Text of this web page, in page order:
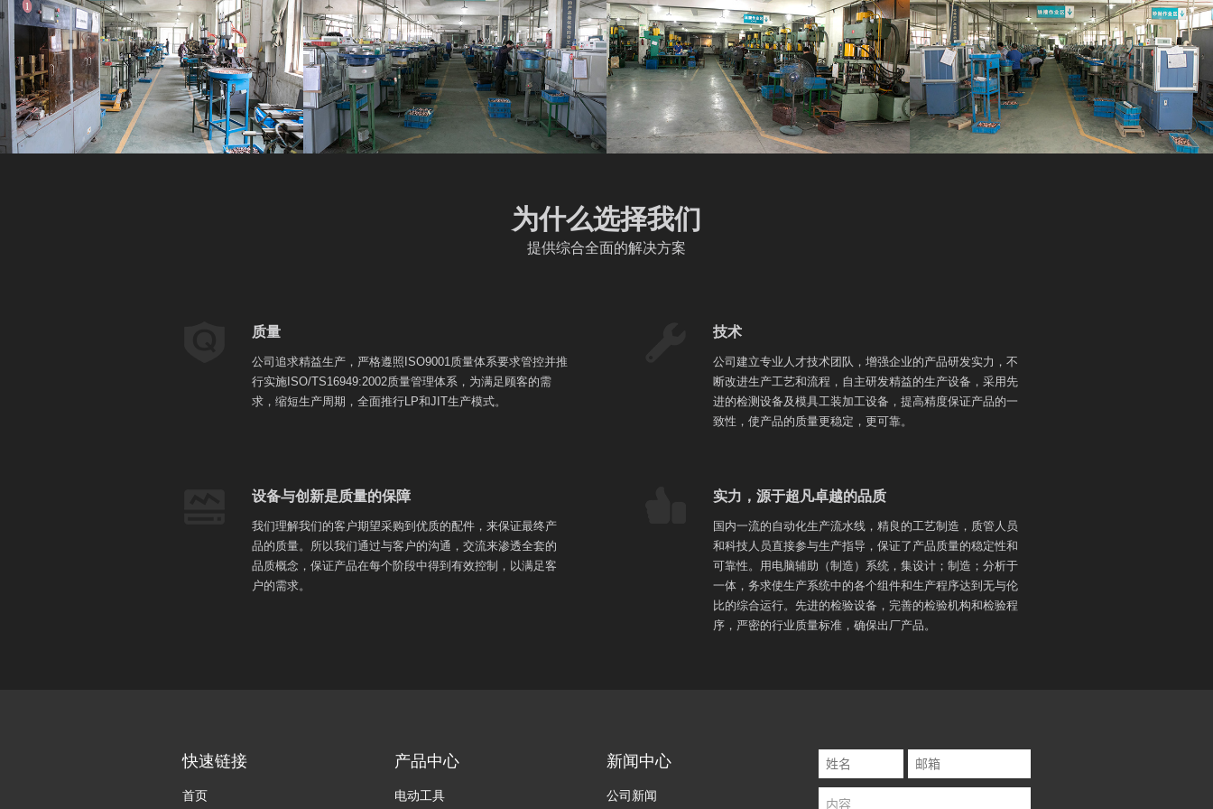
为什么选择我们
提供综合全面的解决方案
质量
公司追求精益生产，严格遵照ISO9001质量体系要求管控并推
行实施ISO/TS16949:2002质量管理体系，为满足顾客的需
求，缩短生产周期，全面推行LP和JIT生产模式。
技术
公司建立专业人才技术团队，增强企业的产品研发实力，不
断改进生产工艺和流程，自主研发精益的生产设备，采用先
进的检测设备及模具工装加工设备，提高精度保证产品的一
致性，使产品的质量更稳定，更可靠。
设备与创新是质量的保障
我们理解我们的客户期望采购到优质的配件，来保证最终产
品的质量。所以我们通过与客户的沟通，交流来渗透全套的
品质概念，保证产品在每个阶段中得到有效控制，以满足客
户的需求。
实力，源于超凡卓越的品质
国内一流的自动化生产流水线，精良的工艺制造，质管人员
和科技人员直接参与生产指导，保证了产品质量的稳定性和
可靠性。用电脑辅助（制造）系统，集设计；制造；分析于
一体，务求使生产系统中的各个组件和生产程序达到无与伦
比的综合运行。先进的检验设备，完善的检验机构和检验程
序，严密的行业质量标准，确保出厂产品。
快速链接
首页
产品中心
电动工具
新闻中心
公司新闻